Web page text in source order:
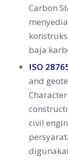
Carbon
baja
ISO
and
civil